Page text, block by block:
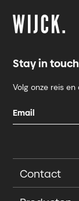
Stay in touch
Volg onze reis
Contact